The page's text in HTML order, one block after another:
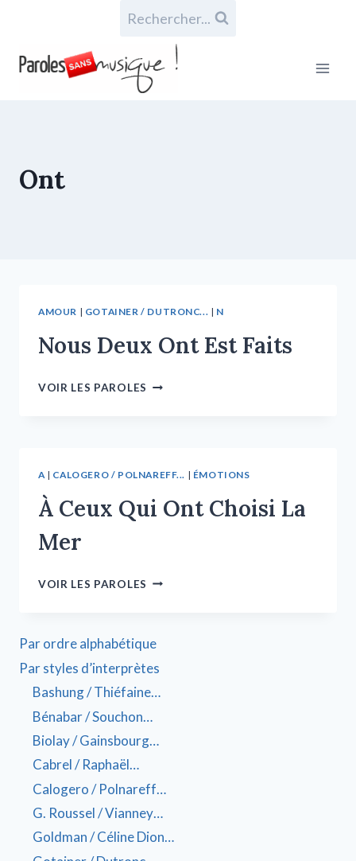
Rechercher...
Ont
AMOUR | GOTAINER / DUTRONC... | N
Nous Deux Ont Est Faits
VOIR LES PAROLES
A | CALOGERO / POLNAREFF... | ÉMOTIONS
À Ceux Qui Ont Choisi La
Mer
VOIR LES PAROLES
Par ordre alphabétique
Par styles d’interprètes
Bashung / Thiéfaine…
Bénabar / Souchon…
Biolay / Gainsbourg…
Cabrel / Raphaël…
Calogero / Polnareff…
G. Roussel / Vianney…
Goldman / Céline Dion…